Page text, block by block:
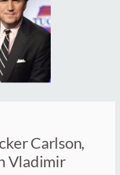
Carlson,
Vladimir